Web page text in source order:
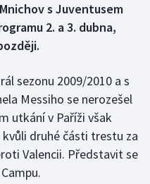
s Juventusem
2. a 3. dubna,
sezonu 2009/2010 a s
Messiho se nerozešel
utkání v Paříži však
druhé části trestu za
Valencii. Představit se